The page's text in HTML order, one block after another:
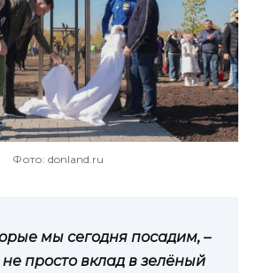
Фото: donland.ru
мы сегодня посадим, –
не просто вклад в зелёный